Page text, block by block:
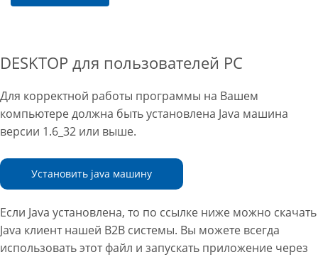
DESKTOP для пользователей PC
Для корректной работы программы на Вашем
компьютере должна быть установлена Java машина
версии 1.6_32 или выше.
Установить java машину
Если Java установлена, то по ссылке ниже можно скачать
Java клиент нашей B2B системы. Вы можете всегда
использовать этот файл и запускать приложение через